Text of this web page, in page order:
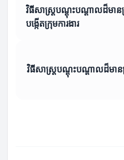
វិធីសាស្ត្របណ្តុះបណ្តាលដ៏មាន
បង្កើតក្រុមការងារ
វិធីសាស្ត្របណ្តុះបណ្តាលដ៏មាន